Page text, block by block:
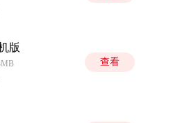
版
查看